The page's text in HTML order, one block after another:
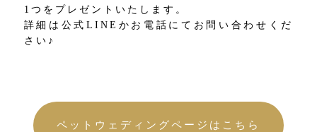
1つをプレゼントいたします。
詳細は公式LINEかお電話にてお問い合わせくだ
さい♪
ペットウェディングページはこちら